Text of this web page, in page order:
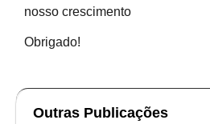
nosso crescimento
Obrigado!
Outras Publicações